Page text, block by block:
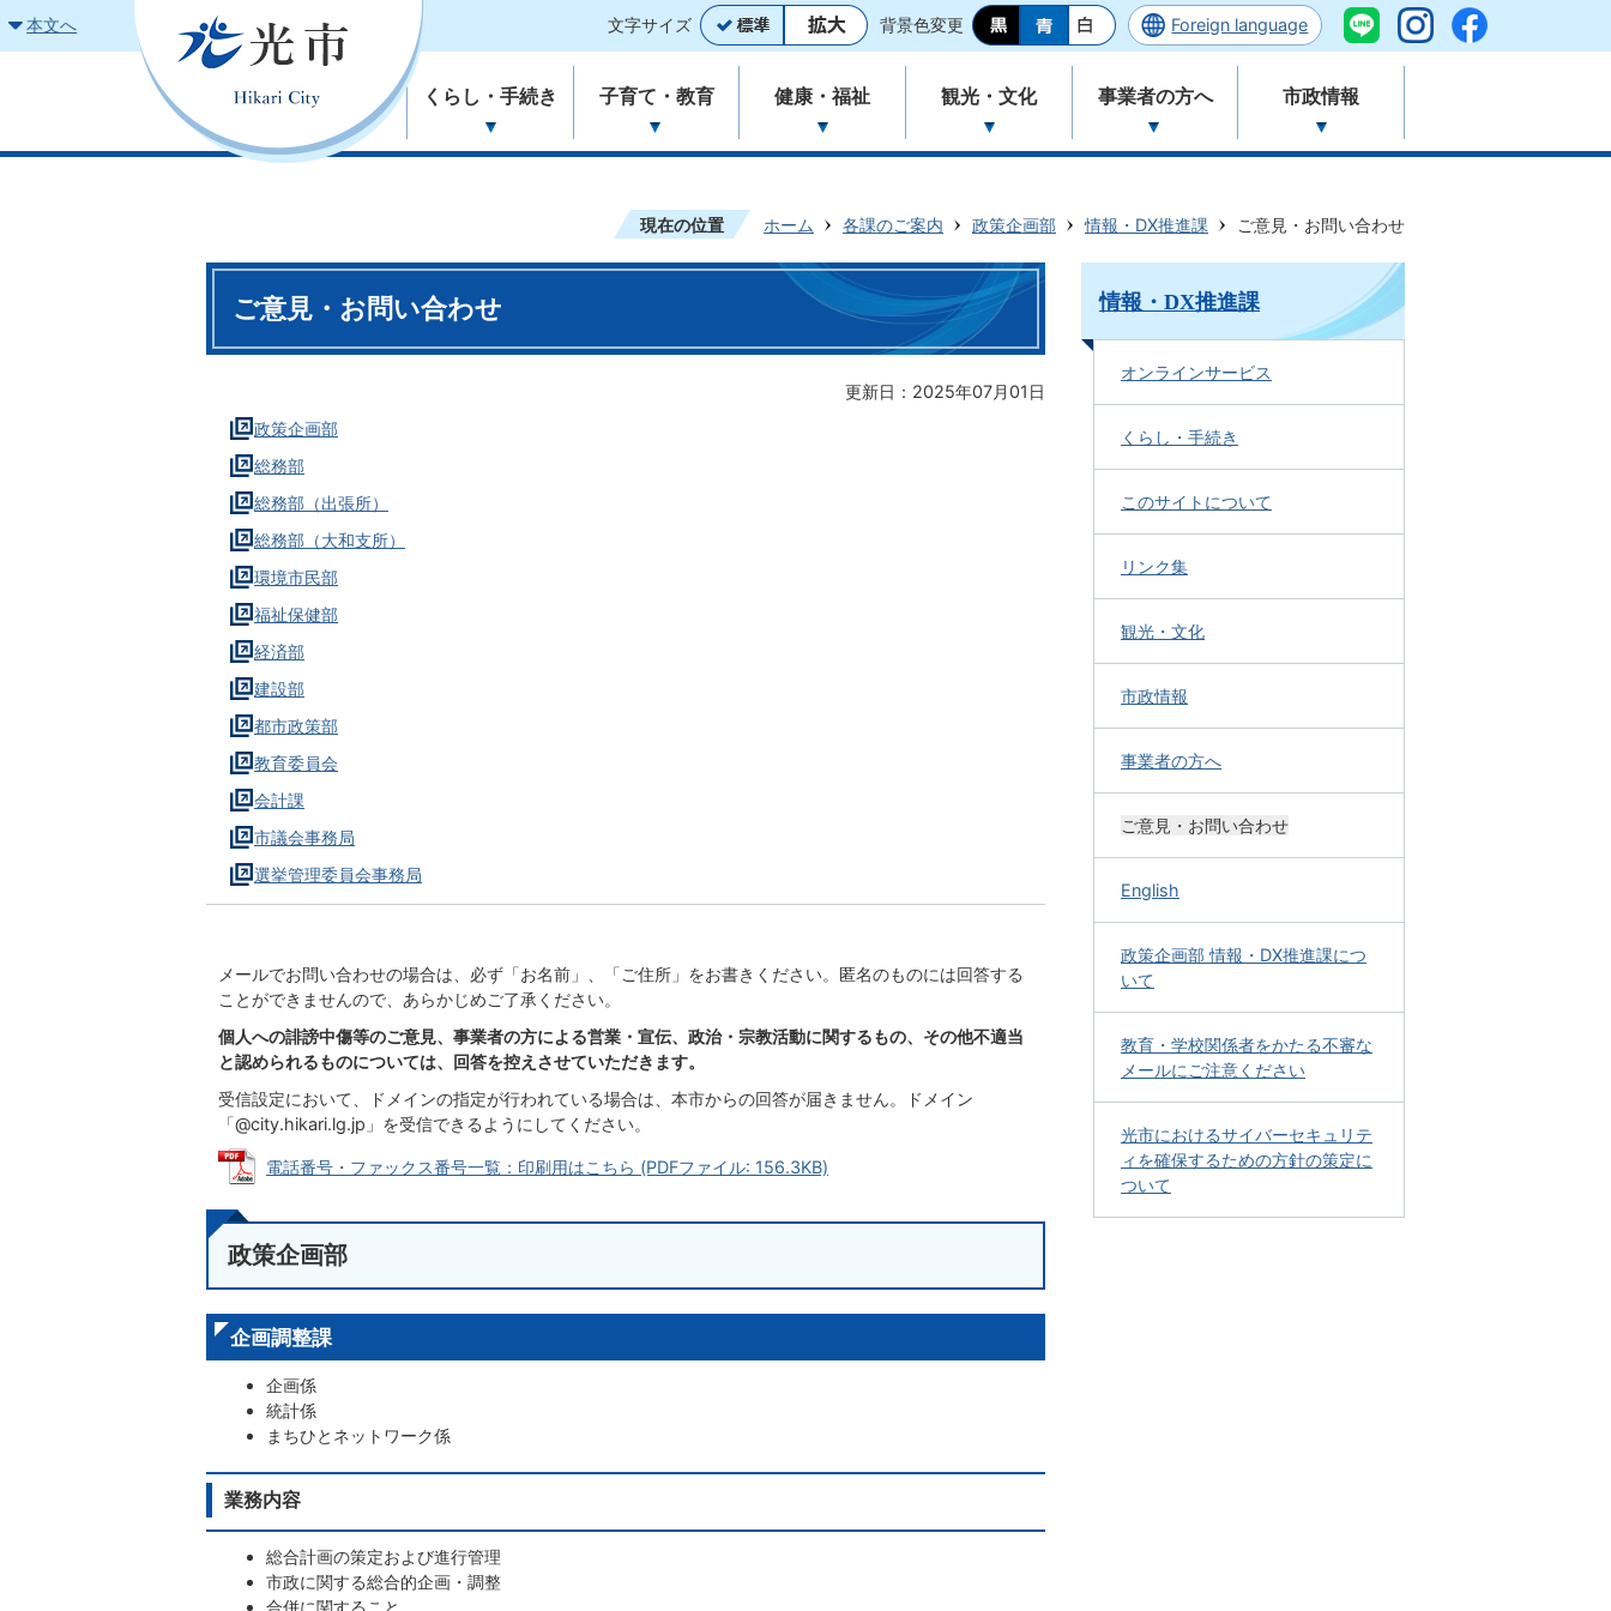
本文へ 文字サイズ 背景色変更 Foreign language
くらし・手続き 子育て・教育 健康・福祉 観光・文化 事業者の方へ 市政情報
現在の位置 ホーム 各課のご案内 政策企画部 情報・DX推進課 ご意見・お問い合わせ
ご意見・お問い合わせ
更新日：2025年07月01日
政策企画部
総務部
総務部（出張所）
総務部（大和支所）
環境市民部
福祉保健部
経済部
建設部
都市政策部
教育委員会
会計課
市議会事務局
選挙管理委員会事務局
メールでお問い合わせの場合は、必ず「お名前」、「ご住所」をお書きください。匿名のものには回答する
ことができませんので、あらかじめご了承ください。
個人への誹謗中傷等のご意見、事業者の方による営業・宣伝、政治・宗教活動に関するもの、その他不適当
と認められるものについては、回答を控えさせていただきます。
受信設定において、ドメインの指定が行われている場合は、本市からの回答が届きません。ドメイン
「@city.hikari.lg.jp」を受信できるようにしてください。
電話番号・ファックス番号一覧：印刷用はこちら (PDFファイル: 156.3KB)
政策企画部
企画調整課
企画係
統計係
まちひとネットワーク係
業務内容
総合計画の策定および進行管理
市政に関する総合的企画・調整
合併に関すること
情報・DX推進課
オンラインサービス
くらし・手続き
このサイトについて
リンク集
観光・文化
市政情報
事業者の方へ
ご意見・お問い合わせ
English
政策企画部 情報・DX推進課につ
いて
教育・学校関係者をかたる不審な
メールにご注意ください
光市におけるサイバーセキュリテ
ィを確保するための方針の策定に
ついて